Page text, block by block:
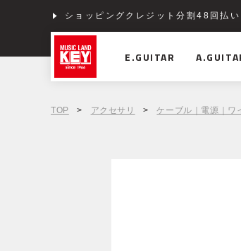
ショッピングクレジット分割48回払い
E.GUITAR
TOP > アクセサリ > ケーブル｜電源｜ワ